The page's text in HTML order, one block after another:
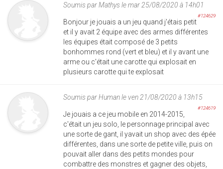
Soumis parMathysle mar 25/08/2020 à 14h01
#124629
Bonjour je jouais a un jeu quand j'étais petit
et il y avait 2 équipe avec des armes différentes
les équipes était composé de 3 petits
bonhommes rond (vert et bleu) et il y avant une
arme ou c'était une carotte qui explosait en
plusieurs carotte qui te explosait
Soumis parHumanle ven 21/08/2020 à 13h15
#124619
Je jouais a ce jeu mobile en 2014-2015,
c'était un jeu solo, le personnage principal avec
une sorte de gant, il yavait un shop avec des épée
différentes, dans une sorte de petite ville, puis on
pouvait aller dans des petits mondes pour
combattre des monstres et gagner des objets,